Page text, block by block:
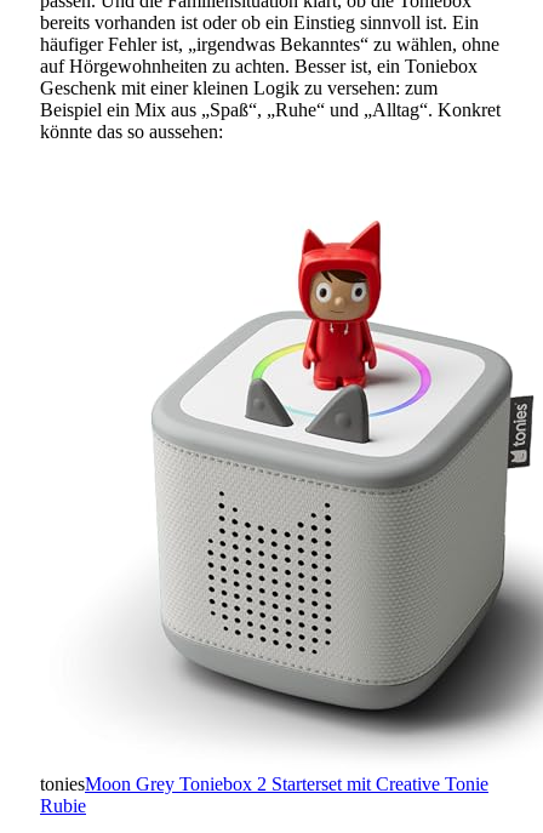
bereits vorhanden ist oder ob ein Einstieg sinnvoll ist. Ein
häufiger Fehler ist, „irgendwas Bekanntes“ zu wählen, ohne
auf Hörgewohnheiten zu achten. Besser ist, ein Toniebox
Geschenk mit einer kleinen Logik zu versehen: zum
Beispiel ein Mix aus „Spaß“, „Ruhe“ und „Alltag“. Konkret
könnte das so aussehen:
toniesMoon Grey Toniebox 2 Starterset mit Creative Tonie
Rubie